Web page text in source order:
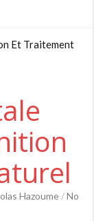
Hazoume /No